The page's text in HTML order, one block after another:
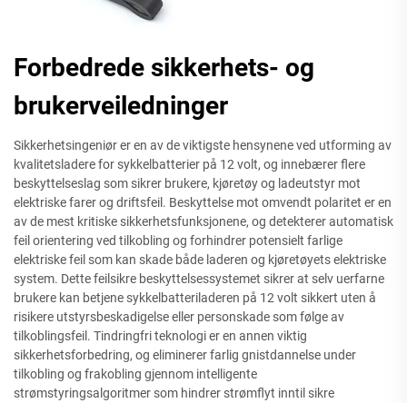
Forbedrede sikkerhets- og
brukerveiledninger
Sikkerhetsingeniør er en av de viktigste hensynene ved utforming av
kvalitetsladere for sykkelbatterier på 12 volt, og innebærer flere
beskyttelseslag som sikrer brukere, kjøretøy og ladeutstyr mot
elektriske farer og driftsfeil. Beskyttelse mot omvendt polaritet er en
av de mest kritiske sikkerhetsfunksjonene, og detekterer automatisk
feil orientering ved tilkobling og forhindrer potensielt farlige
elektriske feil som kan skade både laderen og kjøretøyets elektriske
system. Dette feilsikre beskyttelsessystemet sikrer at selv uerfarne
brukere kan betjene sykkelbatteriladeren på 12 volt sikkert uten å
risikere utstyrsbeskadigelse eller personskade som følge av
tilkoblingsfeil. Tindringfri teknologi er en annen viktig
sikkerhetsforbedring, og eliminerer farlig gnistdannelse under
tilkobling og frakobling gjennom intelligente
strømstyringsalgoritmer som hindrer strømflyt inntil sikre